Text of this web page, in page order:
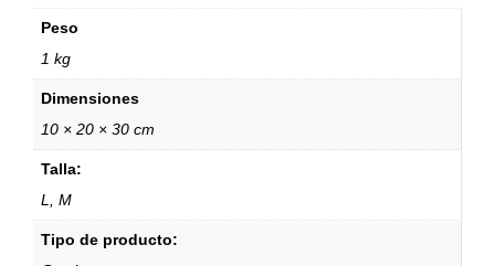
Peso
1 kg
Dimensiones
10 × 20 × 30 cm
Talla:
L, M
Tipo de producto: